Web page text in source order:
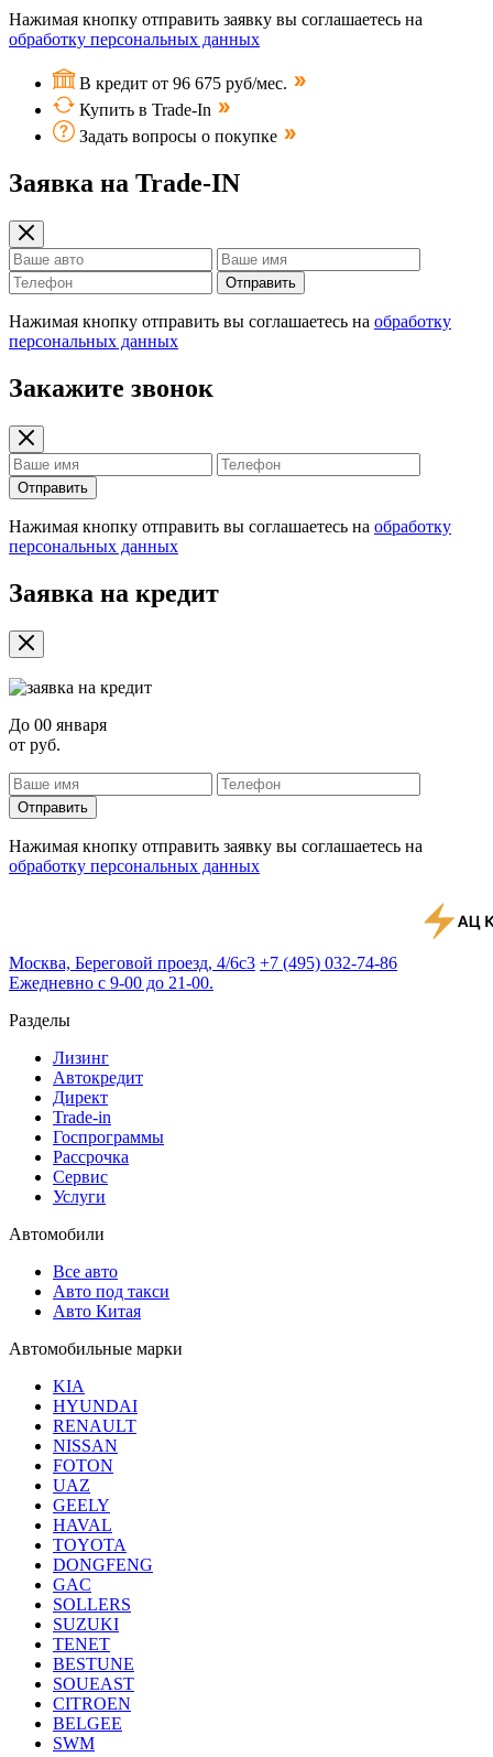
Нажимая кнопку отправить заявку вы соглашаетесь на
обработку персональных данных
В кредит от 96 675 руб/мес.
Купить в Trade-In
Задать вопросы о покупке
Заявка на Trade-IN
Отправить
Нажимая кнопку отправить вы соглашаетесь на обработку
персональных данных
Закажите звонок
Отправить
Нажимая кнопку отправить вы соглашаетесь на обработку
персональных данных
Заявка на кредит
До 00 января
от руб.
Отправить
Нажимая кнопку отправить заявку вы соглашаетесь на
обработку персональных данных
Москва, Береговой проезд, 4/6с3 +7 (495) 032-74-86
Ежедневно с 9-00 до 21-00.
Разделы
Лизинг
Автокредит
Директ
Trade-in
Госпрограммы
Рассрочка
Сервис
Услуги
Автомобили
Все авто
Авто под такси
Авто Китая
Автомобильные марки
KIA
HYUNDAI
RENAULT
NISSAN
FOTON
UAZ
GEELY
HAVAL
TOYOTA
DONGFENG
GAC
SOLLERS
SUZUKI
TENET
BESTUNE
SOUEAST
CITROEN
BELGEE
SWM